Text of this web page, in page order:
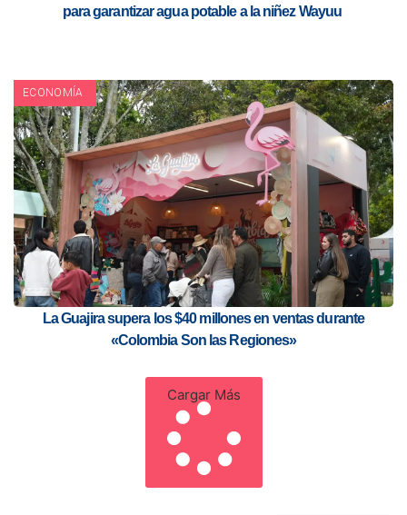
para garantizar agua potable a la niñez Wayuu
ECONOMÍA
La Guajira supera los $40 millones en ventas durante
«Colombia Son las Regiones»
Cargar Más